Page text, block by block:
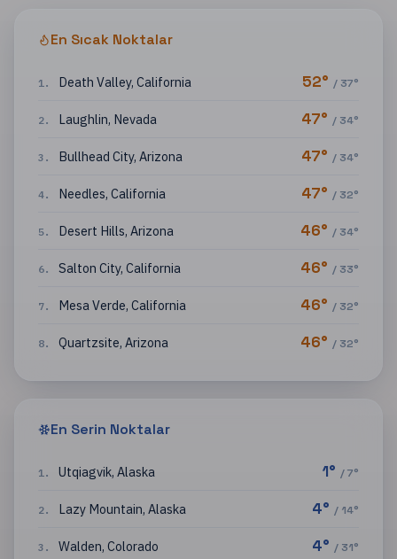
En Sıcak Noktalar
1 . Death Valley, California 52° / 37°
2. Laughlin, Nevada 47° / 34°
3 . Bullhead City, Arizona 47° / 34°
4. Needles, California 47° / 32°
5. Desert Hills, Arizona 46° / 34°
6. Salton City, California 46° / 33°
7. Mesa Verde, California 46° / 32°
8. Quartzsite, Arizona 46° / 32°
En Serin Noktalar
1 . Utqiagvik, Alaska 1° /7°
2. Lazy Mountain, Alaska 4° / 14°
3 . Walden, Colorado 4° / 31°